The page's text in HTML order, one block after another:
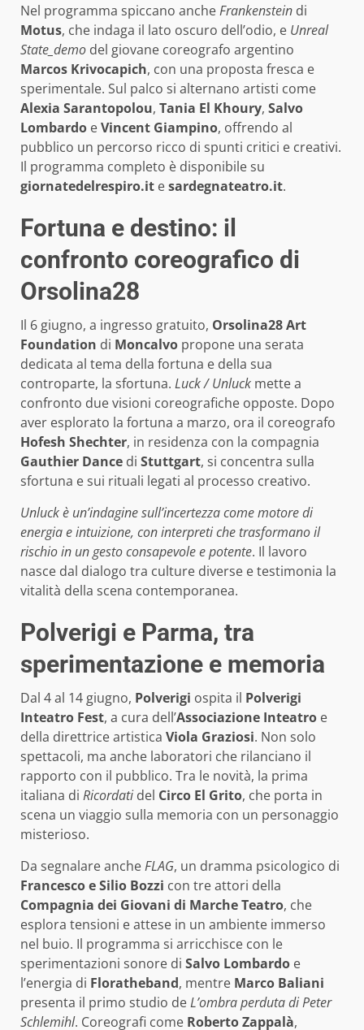
Nel programma spiccano ancheFrankenstein di
Motus, che indaga il lato oscuro dell’odio, e Unreal
State_demo del giovane coreografo argentino
Marcos Krivocapich, con una proposta fresca e
sperimentale. Sul palco si alternano artisti come
Alexia Sarantopolou, Tania El Khoury, Salvo
Lombardo eVincent Giampino, offrendo al
pubblico un percorso ricco di spunti critici e creativi.
Il programma completo è disponibile su
giornatedelrespiro.it esardegnateatro.it.
Fortuna e destino: il
confronto coreografico di
Orsolina28
Il 6 giugno, a ingresso gratuito, Orsolina28 Art
Foundation di Moncalvo propone una serata
dedicata al tema della fortuna e della sua
controparte, la sfortuna. Luck / Unluck mette a
confronto due visioni coreografiche opposte. Dopo
aver esplorato la fortuna a marzo, ora il coreografo
Hofesh Shechter, in residenza con la compagnia
Gauthier Dance di Stuttgart, si concentra sulla
sfortuna e sui rituali legati al processo creativo.
Unluck è un’indagine sull’incertezza come motore di
energia e intuizione, con interpreti che trasformano il
rischio in un gesto consapevole e potente. Il lavoro
nasce dal dialogo tra culture diverse e testimonia la
vitalità della scena contemporanea.
Polverigi e Parma, tra
sperimentazione e memoria
Dal 4 al 14 giugno, Polverigi ospita il Polverigi
Inteatro Fest, a cura dell’Associazione Inteatro e
della direttrice artistica Viola Graziosi. Non solo
spettacoli, ma anche laboratori che rilanciano il
rapporto con il pubblico. Tra le novità, la prima
italiana di Ricordati del Circo El Grito, che porta in
scena un viaggio sulla memoria con un personaggio
misterioso.
Da segnalare ancheFLAG, un dramma psicologico di
Francesco e Silio Bozzi con tre attori della
Compagnia dei Giovani di Marche Teatro, che
esplora tensioni e attese in un ambiente immerso
nel buio. Il programma si arricchisce con le
sperimentazioni sonore di Salvo Lombardo e
l’energia di Floratheband, mentre Marco Baliani
presenta il primo studio deL’ombra perduta di Peter
Schlemihl. Coreografi come Roberto Zappalà,